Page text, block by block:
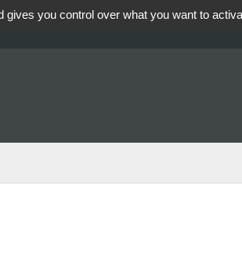
gives you control over what you want to